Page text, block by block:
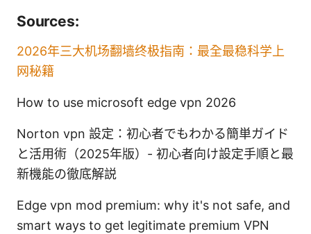
Sources:
2026年三大机场翻墙终极指南：最全最稳科学上
网秘籍
How to use microsoft edge vpn 2026
Norton vpn 設定：初心者でもわかる簡単ガイド
と活用術（2025年版）- 初心者向け設定手順と最
新機能の徹底解説
Edge vpn mod premium: why it's not safe, and
smart ways to get legitimate premium VPN